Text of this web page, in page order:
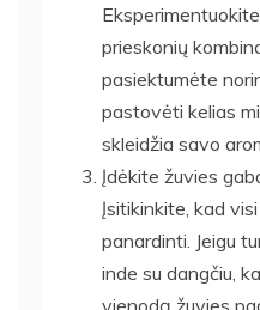
prieskonių
pasiektumėte
pastovėti kelias
skleidžia savo
Įdėkite žuvies
Įsitikinkite, kad
panardinti. Jeigu
inde su dangčiu,
vienodą žuvies